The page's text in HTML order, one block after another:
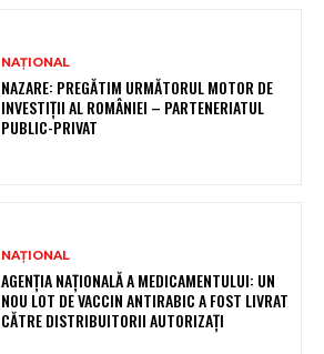
NAȚIONAL
NAZARE: PREGĂTIM URMĂTORUL MOTOR DE
INVESTIȚII AL ROMÂNIEI – PARTENERIATUL
PUBLIC-PRIVAT
NAȚIONAL
AGENȚIA NAȚIONALĂ A MEDICAMENTULUI: UN
NOU LOT DE VACCIN ANTIRABIC A FOST LIVRAT
CĂTRE DISTRIBUITORII AUTORIZAȚI